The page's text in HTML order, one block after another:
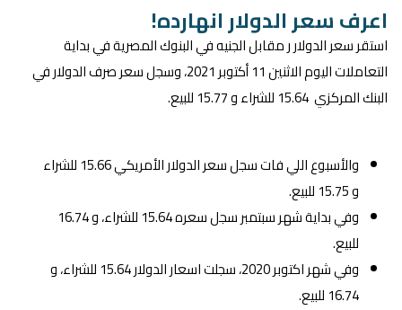
اعرف سعر الدولار انهارده!
استقر سعر الدولار ر مقابل الجنيه في البنوك المصرية في بداية
التعاملات اليوم الاثنين 11 أكتوبر 2021، وسجل سعر صرف الدولار في
البنك المركزي 15.64 للشراء و 15.77 للبيع.
والأسبوع اللي فات سجل سعر الدولار الأمريكي 15.66 للشراء
و 15.75 للبيع.
وفي بداية شهر سبتمبر سجل سعره 15.64 للشراء، و 16.74
للبيع.
وفي شهر اكتوبر 2020، سجلت اسعار الدولار 15.64 للشراء، و
16.74 للبيع.